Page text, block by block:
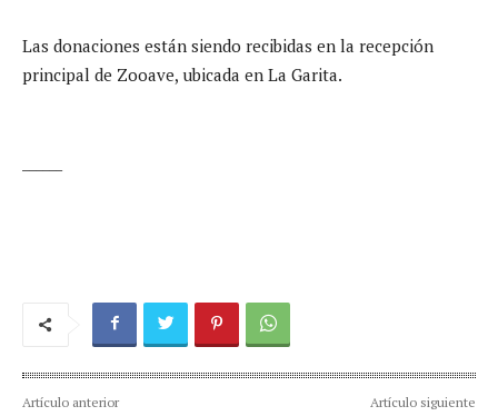
Las donaciones están siendo recibidas en la recepción
principal de Zooave, ubicada en La Garita.
Artículo anterior Artículo siguiente